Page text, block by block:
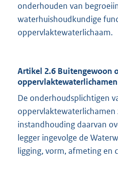
onderhouden van
waterhuishoudkundige
oppervlaktewaterlichaam.
Artikel 2.6 Buitengewoon
oppervlaktewaterlichamen
De onderhoudsplichtigen
instandhouding daarvan
legger ingevolge de
ligging, vorm, afmeting en